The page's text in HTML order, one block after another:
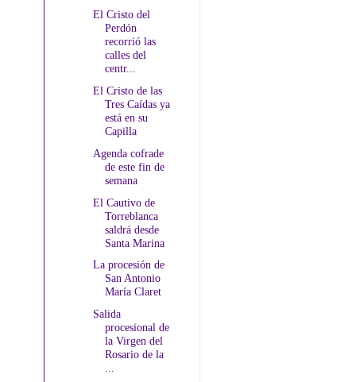
El Cristo del
Perdón
recorrió las
calles del
centr...
El Cristo de las
Tres Caídas ya
está en su
Capilla
Agenda cofrade
de este fin de
semana
El Cautivo de
Torreblanca
saldrá desde
Santa Marina
La procesión de
San Antonio
María Claret
Salida
procesional de
la Virgen del
Rosario de la